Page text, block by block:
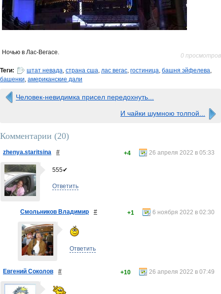
Ночью в Лас-Вегасе. 0 просмотров
Теги: штат невада, страна сша, лас вегас, гостиница, башня эйфелева,
башенки, американские дали
Человек-невидимка присел передохнуть...
И чайки шумною толпой...
Комментарии (20)
zhenya.staritsina # 26 апреля 2022 в 05:33
+4
555✔
Ответить
Смольников Владимир # 6 ноября 2022 в 02:30
+1
Ответить
Евгений Соколов # 26 апреля 2022 в 07:49
+10